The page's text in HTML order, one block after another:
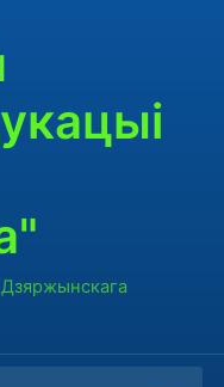
Дзяржынскага